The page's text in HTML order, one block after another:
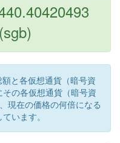
と各仮想通貨（暗号資
の各仮想通貨（暗号資
現在の価格の何倍になる
います。